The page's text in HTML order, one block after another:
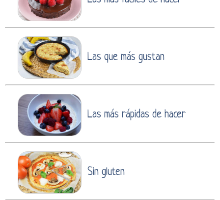
Las que más gustan
Las más rápidas de hacer
Sin gluten